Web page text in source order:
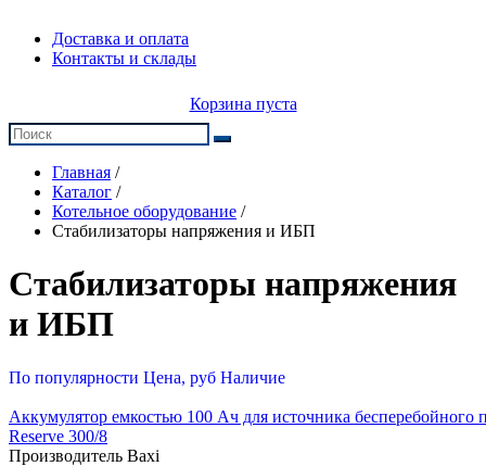
Доставка и оплата
Контакты и склады
Корзина пуста
Главная /
Каталог /
Котельное оборудование /
Стабилизаторы напряжения и ИБП
Стабилизаторы напряжения
и ИБП
По популярности Цена, руб Наличие
Аккумулятор емкостью 100 Ач для источника бесперебойного
Reserve 300/8
Производитель Baxi